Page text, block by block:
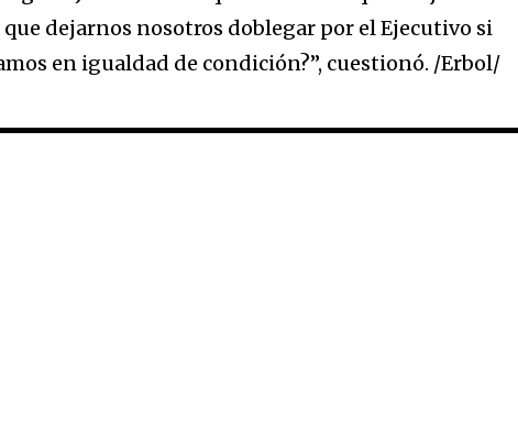
dejarnos nosotros doblegar por el Ejecutivo si
en igualdad de condición?”, cuestionó. /Erbol/